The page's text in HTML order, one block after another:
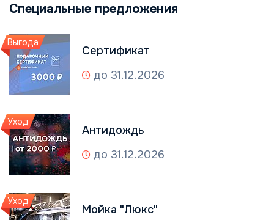
Специальные предложения
Выгода
Сертификат
до 31.12.2026
Уход
Антидождь
до 31.12.2026
Уход
Мойка "Люкс"